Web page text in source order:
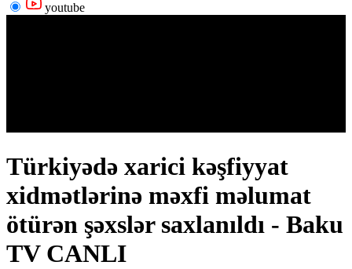
youtube
Türkiyədə xarici kəşfiyyat
xidmətlərinə məxfi məlumat
ötürən şəxslər saxlanıldı - Baku
TV CANLI